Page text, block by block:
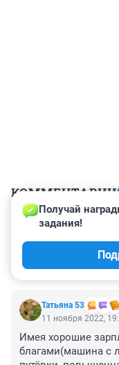
КОММЕНТАРИИ
Гость
Будет носить
Татьяна 53
Получай
задания!
11 ноября 2022,
Имея хорошие
благами(машина с